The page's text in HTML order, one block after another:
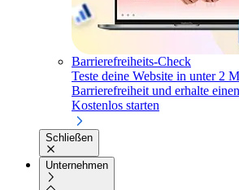
Barrierefreiheits-Check
Teste deine Website in unter 2
Barrierefreiheit und erhalte
Kostenlos starten
Schließen
Unternehmen